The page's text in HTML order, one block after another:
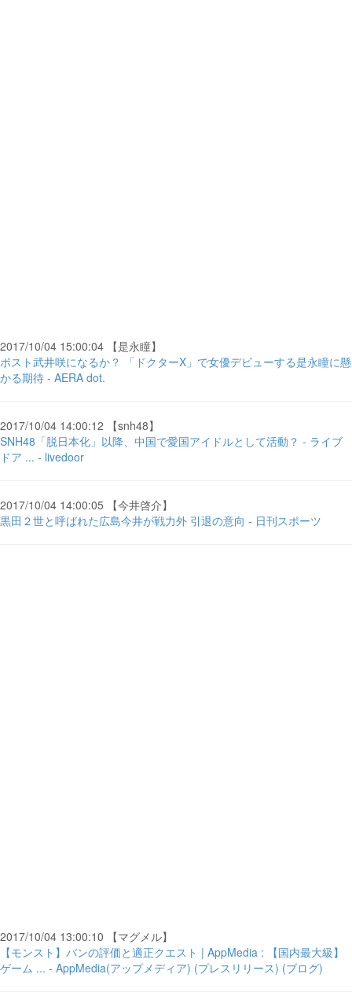
2017/10/04 15:00:04 【是永瞳】
ポスト武井咲になるか？ 「ドクターX」で女優デビューする是永瞳に懸
かる期待 - AERA dot.
2017/10/04 14:00:12 【snh48】
SNH48「脱日本化」以降、中国で愛国アイドルとして活動？ - ライブ
ドア ... - livedoor
2017/10/04 14:00:05 【今井啓介】
黒田２世と呼ばれた広島今井が戦力外 引退の意向 - 日刊スポーツ
2017/10/04 13:00:10 【マグメル】
【モンスト】バンの評価と適正クエスト | AppMedia : 【国内最大級】
ゲーム ... - AppMedia(アップメディア) (プレスリリース) (ブログ)